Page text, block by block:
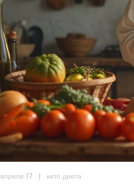
апреля 17 | кето диета